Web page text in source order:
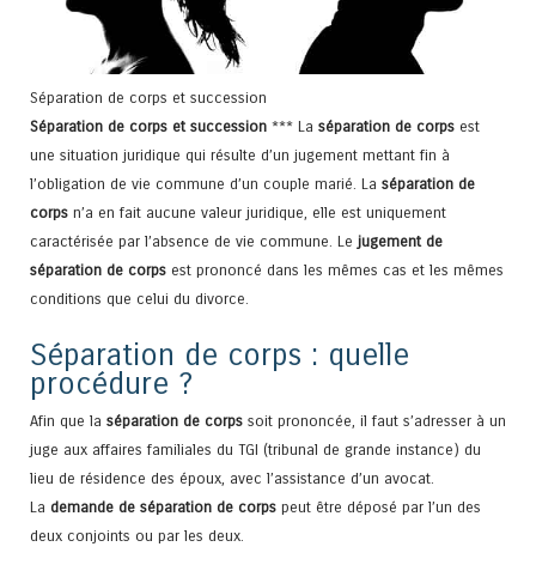
Séparation de corps et succession
Séparation de corps et succession *** La séparation de corps est
une situation juridique qui résulte d’un jugement mettant fin à
l’obligation de vie commune d’un couple marié. La séparation de
corps n’a en fait aucune valeur juridique, elle est uniquement
caractérisée par l’absence de vie commune. Le jugement de
séparation de corps est prononcé dans les mêmes cas et les mêmes
conditions que celui du divorce.
Séparation de corps : quelle
procédure ?
Afin que la séparation de corps soit prononcée, il faut s’adresser à un
juge aux affaires familiales du TGI (tribunal de grande instance) du
lieu de résidence des époux, avec l’assistance d’un avocat.
La demande de séparation de corps peut être déposé par l’un des
deux conjoints ou par les deux.